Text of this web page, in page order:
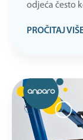
odjeća često
PROČITAJ